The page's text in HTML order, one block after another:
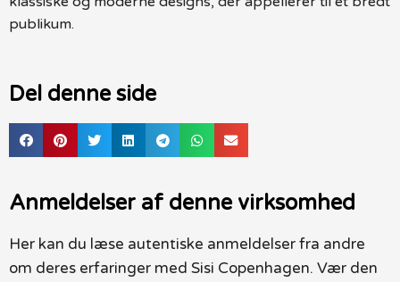
publikum.
Del denne side
Anmeldelser af denne virksomhed
Her kan du læse autentiske anmeldelser fra andre
om deres erfaringer med Sisi Copenhagen. Vær den